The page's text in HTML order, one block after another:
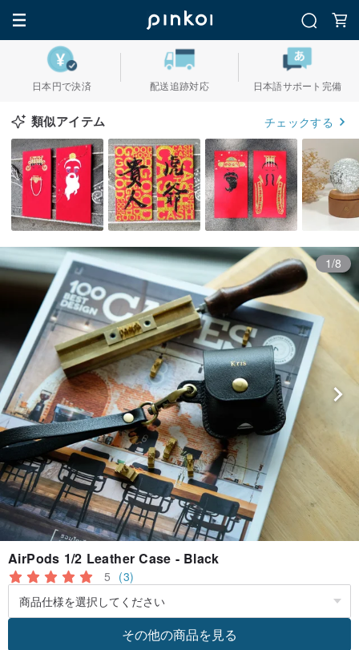
日本円で決済 配送追跡対応 日本語サポート完備
類似アイテム チェックする
1/8
AirPods 1/2 Leather Case - Black
5 (3)
その他の商品を見る